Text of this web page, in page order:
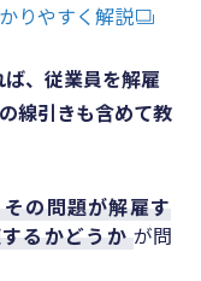
りやすく解説
、従業員を解雇
線引きも含めて教
その問題が解雇す
るかどうか が問